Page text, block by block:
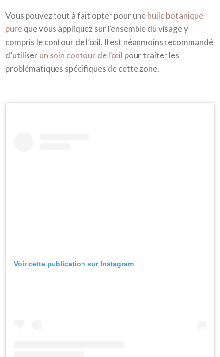
Vous pouvez tout à fait opter pour unehuile botanique
pureque vous appliquez sur l’ensemble du visage y
compris le contour de l’œil. Il est néanmoins recommandé
d’utiliserun soin contour de l’œil pour traiter les
problématiques spécifiques de cette zone.
Voir cette publication sur Instagram